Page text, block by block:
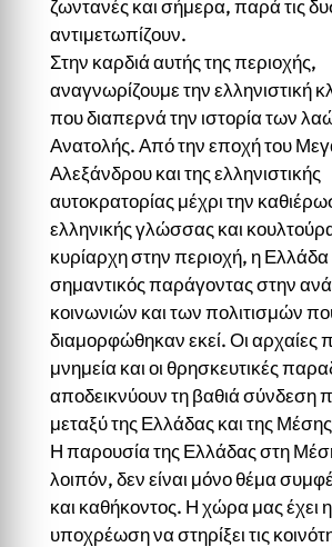
ζωντανές και σήμερα, παρά τις
αντιμετωπίζουν.
Στην καρδιά αυτής της περιοχής,
αναγνωρίζουμε την ελληνιστική
που διαπερνά την ιστορία των
Ανατολής. Από την εποχή του
Αλεξάνδρου και της ελληνιστικής
αυτοκρατορίας μέχρι την
ελληνικής γλώσσας και
κυρίαρχη στην περιοχή, η
σημαντικός παράγοντας στην
κοινωνιών και των πολιτισμών
διαμορφώθηκαν εκεί. Οι αρχαίες
μνημεία και οι θρησκευτικές
αποδεικνύουν τη βαθιά σύνδεση
μεταξύ της Ελλάδας και της
Η παρουσία της Ελλάδας στη
λοιπόν, δεν είναι μόνο θέμα
και καθήκοντος. Η χώρα μας έχει
υποχρέωση να στηρίξει τις